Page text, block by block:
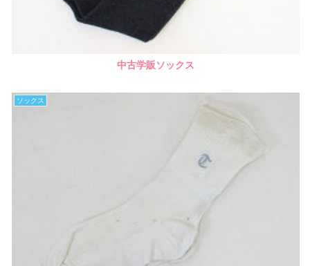
中古学販ソックス
ソックス